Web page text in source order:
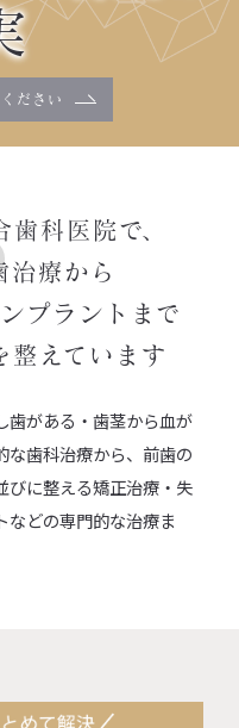
ださい
科医院で、
治療から
プラントまで
整えています
歯がある・歯茎から血が
な歯科治療から、前歯の
びに整える矯正治療・失
などの専門的な治療ま